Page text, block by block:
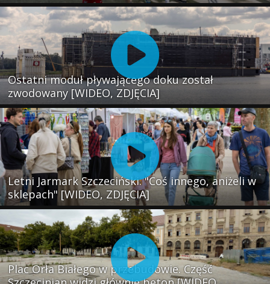
Ostatni moduł pływającego doku został
zwodowany [WIDEO, ZDJĘCIA]
Letni Jarmark Szczeciński. "Coś innego, aniżeli w
sklepach" [WIDEO, ZDJĘCIA]
Plac Orła Białego w przebudowie. Część